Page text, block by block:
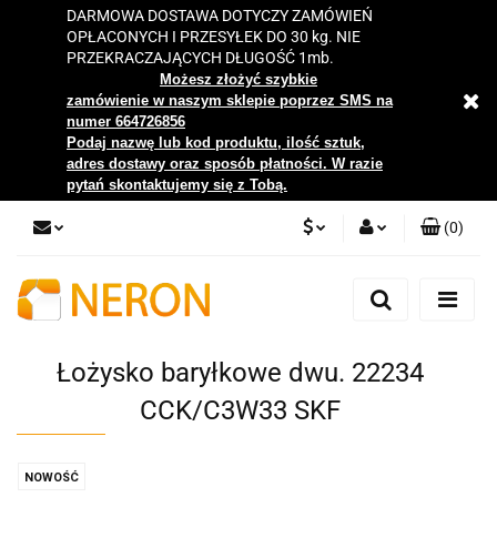
DARMOWA DOSTAWA DOTYCZY ZAMÓWIEŃ
OPŁACONYCH I PRZESYŁEK DO 30 kg. NIE
PRZEKRACZAJĄCYCH DŁUGOŚĆ 1mb.
Możesz złożyć szybkie
zamówienie w naszym sklepie poprzez SMS na
numer 664726856
Podaj nazwę lub kod produktu, ilość sztuk,
adres dostawy oraz sposób płatności. W razie
pytań skontaktujemy się z Tobą.
Zaloguj się
Zgody cookies
(0)
Łożysko baryłkowe dwu. 22234
CCK/C3W33 SKF
NOWOŚĆ